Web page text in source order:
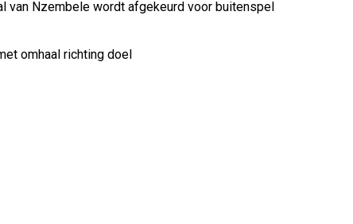
van Nzembele wordt afgekeurd voor buitenspel
omhaal richting doel